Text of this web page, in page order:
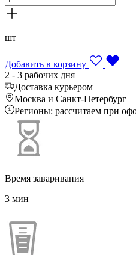
шт
Добавить в корзину
2 - 3 рабочих дня
Доставка курьером
Москва и Санкт-Петербург
Регионы: рассчитаем при
Время заваривания
3 мин